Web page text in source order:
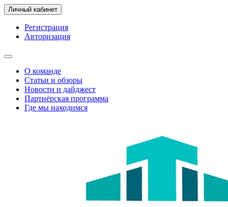
Личный кабинет
Регистрация
Авторизация
О команде
Статьи и обзоры
Новости и дайджест
Партнёрская программа
Где мы находимся